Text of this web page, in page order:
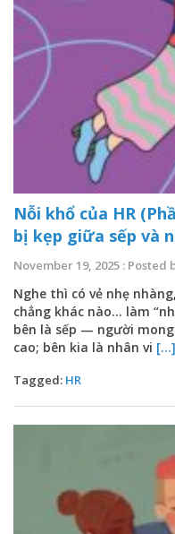
Nỗi khổ của HR
bị kẹp giữa sếp và
November 19, 2025 : Posted
Nghe thì có vẻ nhẹ
chẳng khác nào… làm
bên là sếp — người
cao; bên kia là nhân vi [...]
Tagged: HR